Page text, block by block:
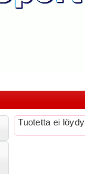
Tuotetta ei